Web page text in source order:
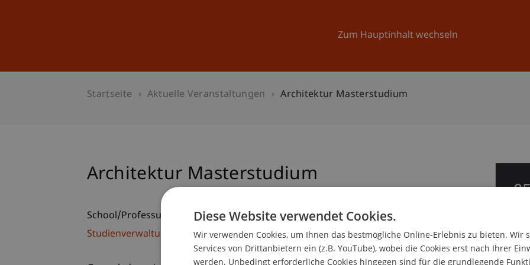
Zum Hauptinhalt wechseln
Universität Aktuelles
Startseite Aktuelle Veranstaltungen Architektur Masterstudium
Architektur Masterstudium
School/Professur:
Studienverwaltung Bachelorstudiengang Architektur
Diese Website verwendet Cookies.
Wir verwenden Cookies, um Ihnen das bestmögliche Online-Erlebnis zu bieten. Wir
Services von Drittanbietern ein (z.B. YouTube), wobei die Cookies erst nach Ihrer
werden. Unbedingt erforderliche Cookies hingegen sind für die grundlegende